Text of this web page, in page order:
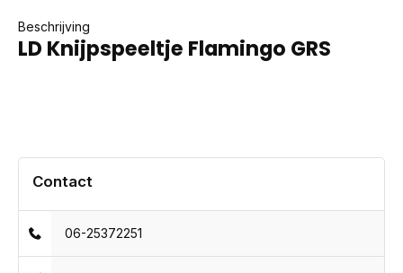
Beschrijving
LD Knijpspeeltje Flamingo GRS
Contact
06-25372251